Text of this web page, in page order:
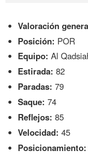
Valoración
Posición: POR
Equipo: Al
Estirada: 82
Paradas: 79
Saque: 74
Reflejos: 85
Velocidad: 45
Posicionamiento: